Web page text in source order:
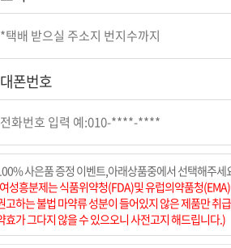
폰번호
사은품 증정 이벤트,아래상품중에서 선택해주세
성흥분제는 식품위약청(FDA)및 유럽의약품청
고하는 불법 마약류 성분이 들어있지 않은 제품만 취
효가 그다지 않을 수 있으오니 사전고지 해드립니다.)